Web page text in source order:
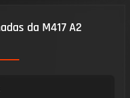
da M417 A2